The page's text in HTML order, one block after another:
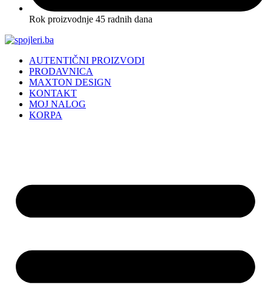
Rok proizvodnje 45 radnih dana
AUTENTIČNI PROIZVODI
PRODAVNICA
MAXTON DESIGN
KONTAKT
MOJ NALOG
KORPA